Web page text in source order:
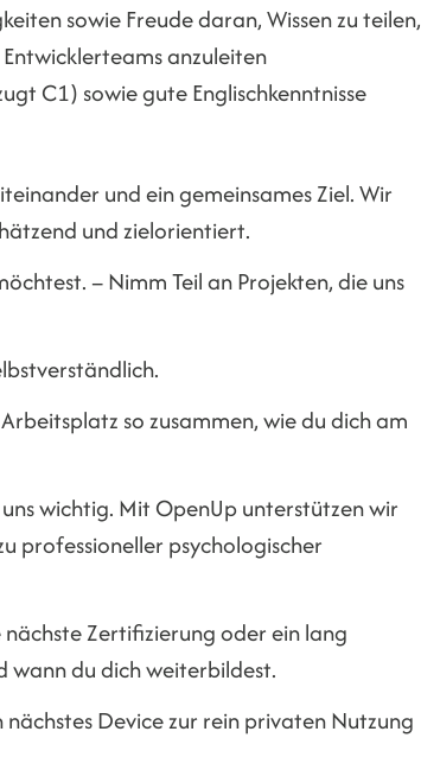
sowie Freude daran, Wissen zu teilen,
anzuleiten
C1) sowie gute Englischkenntnisse
und ein gemeinsames Ziel. Wir
und zielorientiert.
– Nimm Teil an Projekten, die uns
so zusammen, wie du dich am
wichtig. Mit OpenUp unterstützen wir
professioneller psychologischer
Zertifizierung oder ein lang
wann du dich weiterbildest.
Device zur rein privaten Nutzung